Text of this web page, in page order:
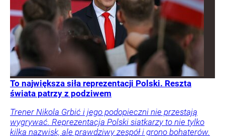
To największa siła reprezentacji Polski. Reszta
świata patrzy z podziwem
Trener Nikola Grbić i jego podopieczni nie przestają
wygrywać. Reprezentacja Polski siatkarzy to nie tylko
kilka nazwisk, ale prawdziwy zespół i grono bohaterów.